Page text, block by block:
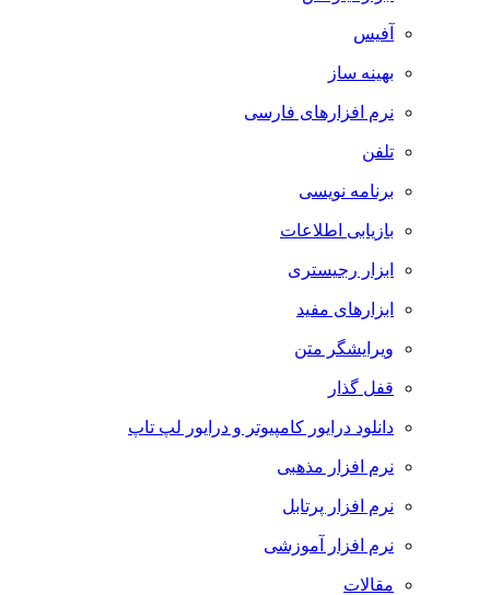
آفیس
بهینه ساز
نرم افزارهای فارسی
تلفن
برنامه نویسی
بازیابی اطلاعات
ابزار رجیستری
ابزارهای مفید
ویرایشگر متن
قفل گذار
دانلود درایور کامپیوتر و درایور لپ تاپ
نرم افزار مذهبی
نرم افزار پرتابل
نرم افزار آموزشی
مقالات